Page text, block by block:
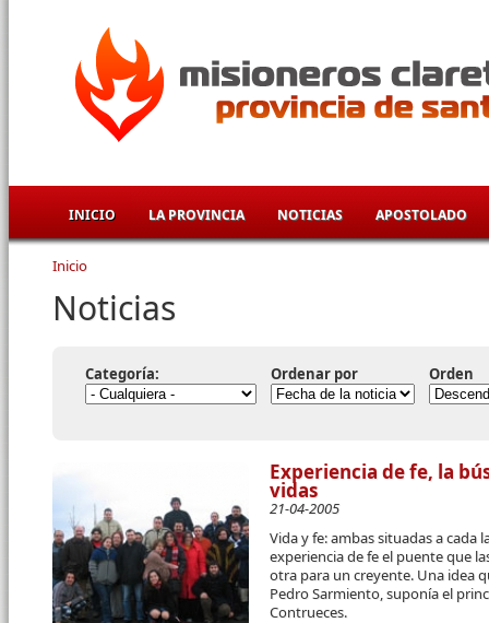
INICIO LA PROVINCIA NOTICIAS APOSTOLADO
Se encuentra usted aquí
Inicio
Noticias
Categoría: Ordenar por Orden
Experiencia de fe, la
vidas
21-04-2005
Vida y fe: ambas situadas a cada
experiencia de fe el puente que
otra para un creyente. Una idea
Pedro Sarmiento, suponía el
Contrueces.